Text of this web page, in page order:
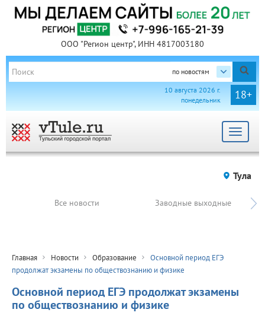
ООО "Регион центр", ИНН 4817003180
по новостям
18+
10 августа 2026 г.
понедельник
Toggle
Тула
Все новости Заводные выходные
Главная Новости Образование
Основной период ЕГЭ
продолжат экзамены по обществознанию и физике
Основной период ЕГЭ продолжат экзамены
по обществознанию и физике